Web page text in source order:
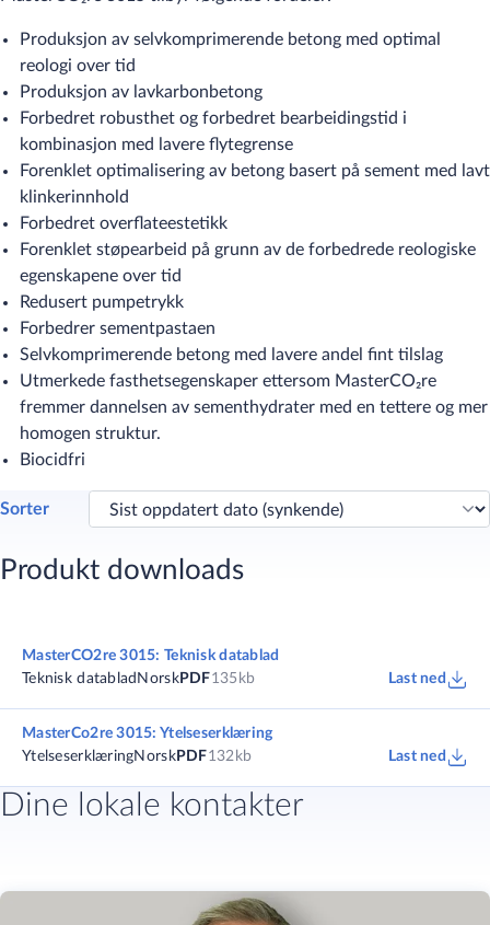
Produksjon av selvkomprimerende betong med optimal
reologi over tid
Produksjon av lavkarbonbetong
Forbedret robusthet og forbedret bearbeidingstid i
kombinasjon med lavere flytegrense
Forenklet optimalisering av betong basert på sement med lavt
klinkerinnhold
Forbedret overflateestetikk
Forenklet støpearbeid på grunn av de forbedrede reologiske
egenskapene over tid
Redusert pumpetrykk
Forbedrer sementpastaen
Selvkomprimerende betong med lavere andel fint tilslag
Utmerkede fasthetsegenskaper ettersom MasterCO₂re
fremmer dannelsen av sementhydrater med en tettere og mer
homogen struktur.
Biocidfri​
Sorter
Produkt downloads
MasterCO2re 3015: Teknisk datablad
Teknisk datablad NorskPDF135kb Last ned
MasterCo2re 3015: Ytelseserklæring
YtelseserklæringNorskPDF132kb Last ned
Dine lokale kontakter